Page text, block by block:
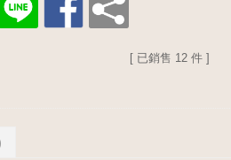
[ 已銷售 12 件 ]